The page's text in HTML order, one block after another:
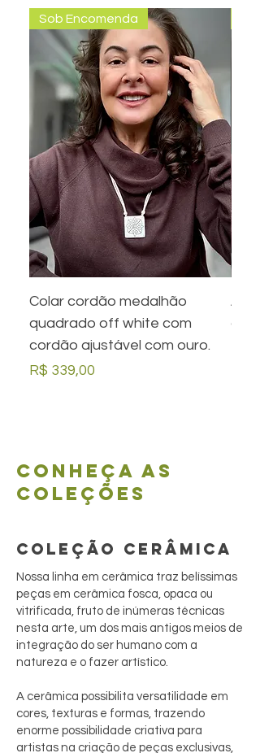
Sob Encomenda
Colar cordão medalhão
quadrado off white com
cordão ajustável com ouro.
Preço
R$ 339,00
Conheça as
coleções
COLEÇÃO CERÂMICA
Nossa linha em cerâmica traz belíssimas
peças em cerâmica fosca, opaca ou
vitrificada, fruto de inúmeras técnicas
nesta arte, um dos mais antigos meios de
integração do ser humano com a
natureza e o fazer artístico.
A cerâmica possibilita versatilidade em
cores, texturas e formas, trazendo
enorme possibilidade criativa para
artistas na criação de peças exclusivas,